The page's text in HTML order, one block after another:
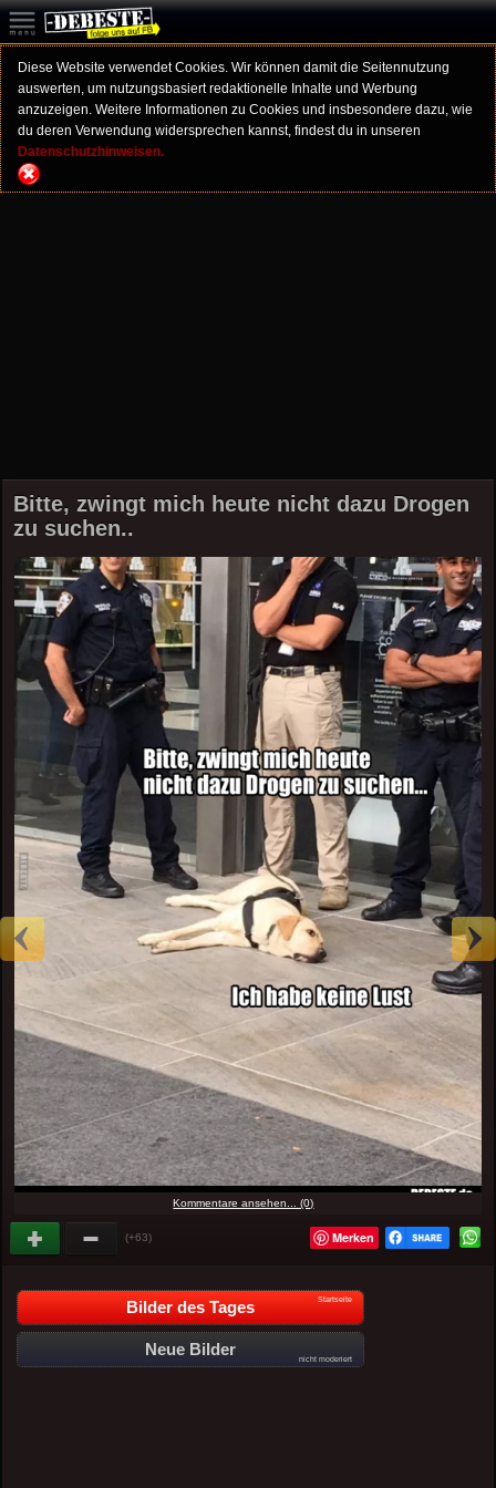
Diese Website verwendet Cookies. Wir können damit die Seitennutzung
auswerten, um nutzungsbasiert redaktionelle Inhalte und Werbung
anzuzeigen. Weitere Informationen zu Cookies und insbesondere dazu, wie
du deren Verwendung widersprechen kannst, findest du in unseren
Datenschutzhinweisen.
Bitte, zwingt mich heute nicht dazu Drogen
zu suchen..
Kommentare ansehen... (0)
(+63) Merken
Bilder des Tages Startseite
Neue Bilder
nicht moderiert